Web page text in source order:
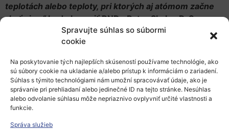
Spravujte súhlas so súbormi
cookie
Na poskytovanie tých najlepších skúseností používame technológie, ako
sú súbory cookie na ukladanie a/alebo prístup k informáciám o zariadení.
Súhlas s týmito technológiami nám umožní spracovávať údaje, ako je
správanie pri prehliadaní alebo jedinečné ID na tejto stránke. Nesúhlas
alebo odvolanie súhlasu môže nepriaznivo ovplyvniť určité vlastnosti a
funkcie.
Správa služieb
teplotách alebo teploty, pri ktorých aj atómom začne
„byť zima“bude hovoriť RNDr. Peter Skyba, DrSc., z
Ústavu experimentálnej fyziky SAV, v. v. i., v Košiciach.
už takmer 40 rokov venuje výskumu fyziky veľmi
nízkych teplôt. Košické pracovisko, v ktorom pracuje,
patrí v oblasti fyziky nízkych teplôt k absolútnej
svetovej špičke. Na celom svete je len niekoľko málo
podobných pracovísk.
V prednáške sa dozvieme, čo sa skrýva za pojmom